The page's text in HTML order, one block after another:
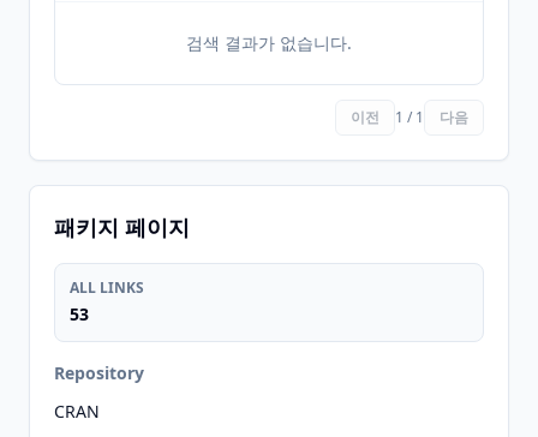
검색 결과가 없습니다.
이전 1 / 1 다음
패키지 페이지
ALL LINKS
53
Repository
CRAN